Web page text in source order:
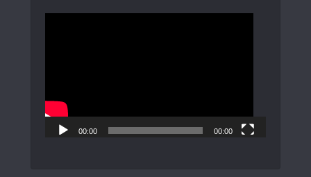
00:00 00:00